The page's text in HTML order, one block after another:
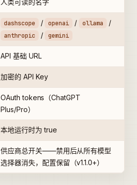
人类可读的名字
dashscope / openai / ollama
/
anthropic
/ gemini
API 基础 URL
加密的 API Key
OAuth tokens（ChatGPT
Plus/Pro）
本地运行时为 true
供应商总开关——禁用后从所有模型
选择器消失，配置保留（v1.1.0+）